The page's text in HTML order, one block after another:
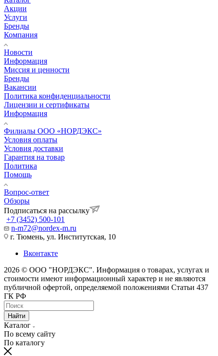
Акции
Услуги
Бренды
Компания
Новости
Информация
Миссия и ценности
Бренды
Вакансии
Политика конфиденциальности
Лицензии и сертификаты
Информация
Филиалы ООО «НОРДЭКС»
Условия оплаты
Условия доставки
Гарантия на товар
Политика
Помощь
Вопрос-ответ
Обзоры
Подписаться на рассылку
+7 (3452) 500-101
n-m72@nordex-m.ru
г. Тюмень, ул. Институтская, 10
Вконтакте
2026 © ООО "НОРДЭКС". Информация о товарах, услугах и
стоимости имеют информационный характер и не являются
публичной офертой, определяемой положениями Статьи 437
ГК РФ
Найти
Каталог
По всему сайту
По каталогу